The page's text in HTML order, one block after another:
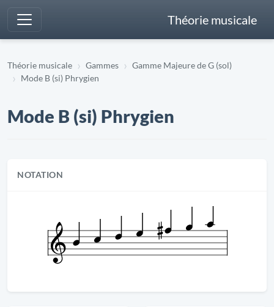
Théorie musicale
Théorie musicale Gammes
Gamme Majeure de G (sol)
Mode B (si) Phrygien
Mode B (si) Phrygien
NOTATION